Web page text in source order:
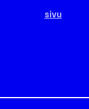
sivu